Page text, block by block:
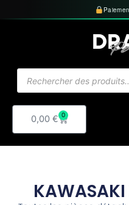
au
de
0,00 € 0
Panier